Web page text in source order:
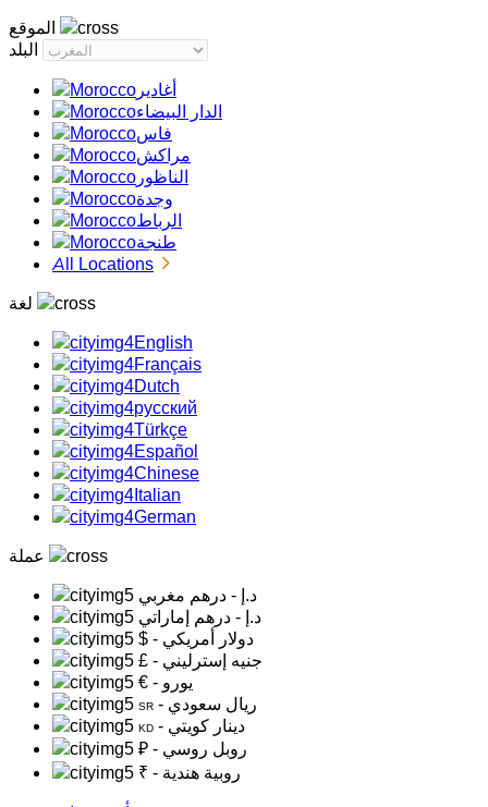
أغادير
الدار البيضاء
فاس
مراكش
الناظور
وجدة
الرباط
طنجة
All Locations
English
Français
Dutch
русский
Türkçe
Español
Chinese
Italian
German
د.إ - درهم مغربي
د.إ - درهم إماراتي
$
- دولار أمريكي
£
- جنيه إسترليني
€
- يورو
SR - ريال سعودي
KD
- دينار كويتي
₽
- روبل روسي
₹
- روبية هندية